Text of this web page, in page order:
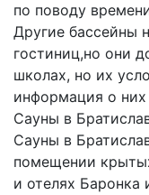
по поводу
Другие бассейны
гостиниц,но они
школах, но их
информация о них
Сауны в
Сауны в
помещении
и отелях